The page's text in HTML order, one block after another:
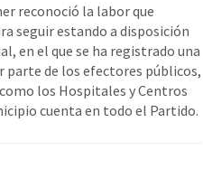
reconoció la labor que
seguir estando a disposición
en el que se ha registrado una
parte de los efectores públicos,
los Hospitales y Centros
cuenta en todo el Partido.